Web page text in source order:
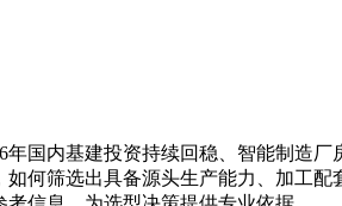
国内基建投资持续回稳、智能制造厂
何筛选出具备源头生产能力、加工配